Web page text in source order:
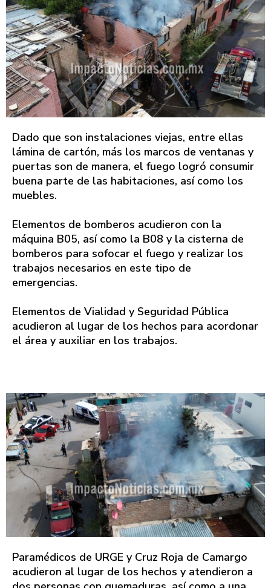
Dado que son instalaciones viejas, entre ellas
lámina de cartón, más los marcos de ventanas y
puertas son de manera, el fuego logró consumir
buena parte de las habitaciones, así como los
muebles.
Elementos de bomberos acudieron con la
máquina B05, así como la B08 y la cisterna de
bomberos para sofocar el fuego y realizar los
trabajos necesarios en este tipo de
emergencias.
Elementos de Vialidad y Seguridad Pública
acudieron al lugar de los hechos para acordonar
el área y auxiliar en los trabajos.
Paramédicos de URGE y Cruz Roja de Camargo
acudieron al lugar de los hechos y atendieron a